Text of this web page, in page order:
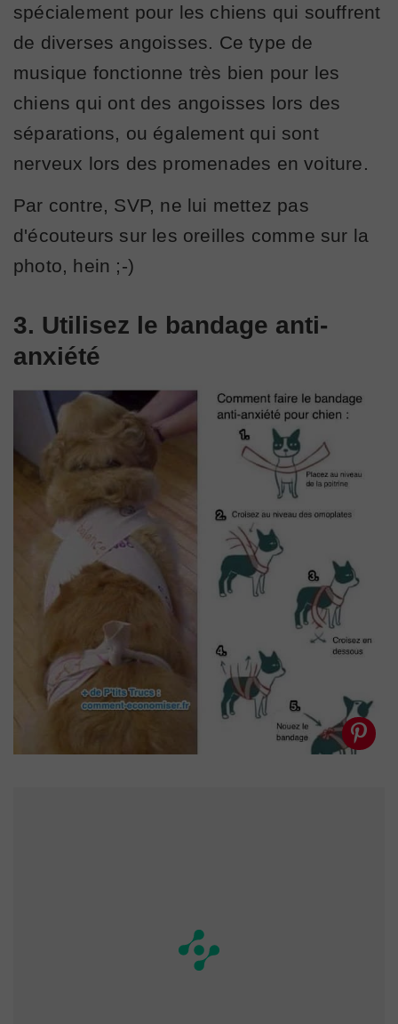
spécialement pour les chiens qui souffrent
de diverses angoisses. Ce type de
musique fonctionne très bien pour les
chiens qui ont des angoisses lors des
séparations, ou également qui sont
nerveux lors des promenades en voiture.
Par contre, SVP, ne lui mettez pas
d'écouteurs sur les oreilles comme sur la
photo, hein ;-)
3. Utilisez le bandage anti-
anxiété